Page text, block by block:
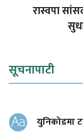
रास्वपा
सूचनापाटी
युनिकोडमा